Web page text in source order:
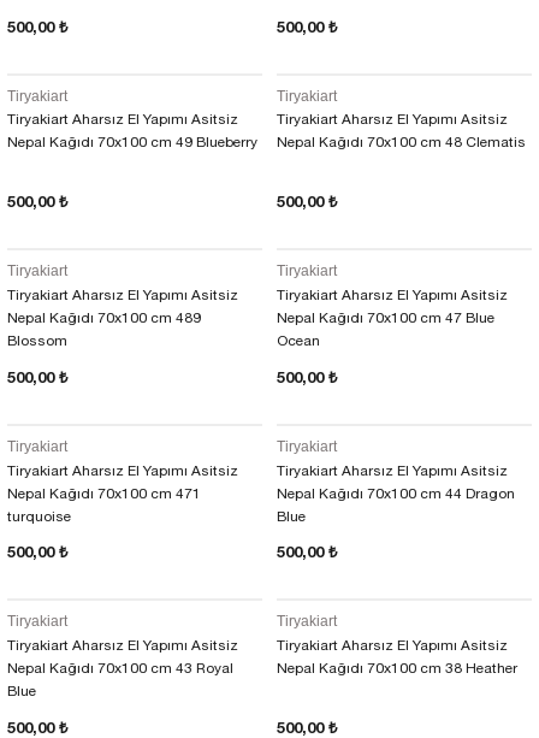
500,00 ₺ 500,00 ₺
Tiryakiart
Tiryakiart Aharsız El Yapımı Asitsiz
Nepal Kağıdı 70x100 cm 49 Blueberry
500,00 ₺
Tiryakiart
Tiryakiart Aharsız El Yapımı Asitsiz
Nepal Kağıdı 70x100 cm 48 Clematis
500,00 ₺
Tiryakiart
Tiryakiart Aharsız El Yapımı Asitsiz
Nepal Kağıdı 70x100 cm 489
Blossom
500,00 ₺
Tiryakiart
Tiryakiart Aharsız El Yapımı Asitsiz
Nepal Kağıdı 70x100 cm 47 Blue
Ocean
500,00 ₺
Tiryakiart
Tiryakiart Aharsız El Yapımı Asitsiz
Nepal Kağıdı 70x100 cm 471
turquoise
500,00 ₺
Tiryakiart
Tiryakiart Aharsız El Yapımı Asitsiz
Nepal Kağıdı 70x100 cm 44 Dragon
Blue
500,00 ₺
Tiryakiart
Tiryakiart Aharsız El Yapımı Asitsiz
Nepal Kağıdı 70x100 cm 43 Royal
Blue
500,00 ₺
Tiryakiart
Tiryakiart Aharsız El Yapımı Asitsiz
Nepal Kağıdı 70x100 cm 38 Heather
500,00 ₺